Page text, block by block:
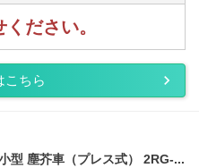
ださい。
こちら
型 塵芥車（プレス式） 2RG-...